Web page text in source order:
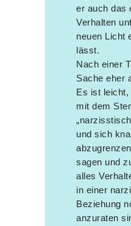
er auch das
Verhalten
neuen Licht
lässt.
Nach einer
Sache eher
Es ist leicht,
mit dem
und sich
sagen und
alles
in einer
Beziehung
anzuraten